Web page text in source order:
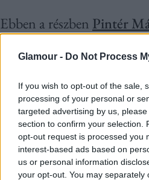
Glamour - Do Not Process
If you wish to opt-out of the sale,
processing of your personal or
targeted advertising by us,
section to confirm your selection.
opt-out request is processed you
interest-based ads based on
us or personal information
your opt-out. You may separately
Ebben a részben Pintér
figyelmet, az ilyen típusú
gyors és határozott
hiszen minden
legfontosabb lépés, hogy
megszüntessük a támadó
nyakunkon, amely gátolja
következményekkel járhat.